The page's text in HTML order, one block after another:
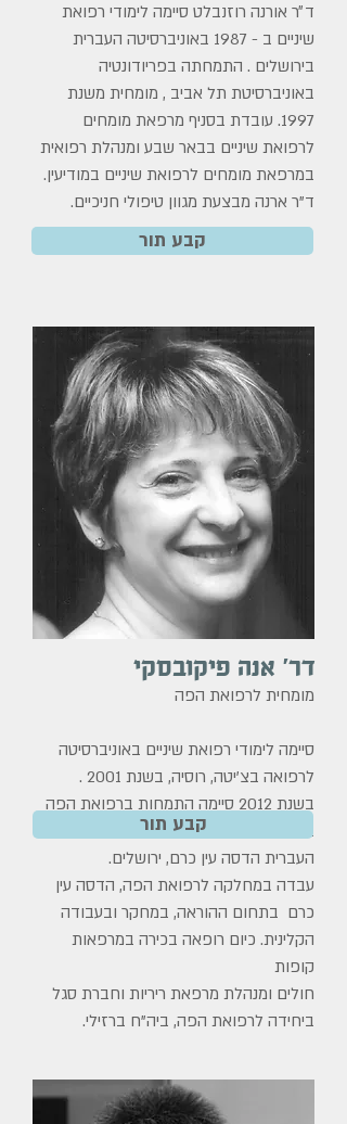
ד״ר אורנה רוזנבלט סיימה לימודי רפואת
שיניים ב - 1987 באוניברסיטה העברית
בירושלים . התמחתה בפריודונטיה
באוניברסיטת תל אביב , מומחית משנת
1997. עובדת בסניף מרפאת מומחים
לרפואת שיניים בבאר שבע ומנהלת רפואית
במרפאת מומחים לרפואת שיניים במודיעין.
ד"ר ארנה מבצעת מגוון טיפולי חניכיים.
קבע תור
דר' אנה פיקובסקי
מומחית לרפואת הפה
סיימה לימודי רפואת שיניים באוניברסיטה
לרפואה בצ'יטה, רוסיה, בשנת 2001 .
בשנת 2012 סיימה התמחות ברפואת הפה
בבית הספר לרפואת שיניים האוניברסיטה
העברית הדסה עין כרם, ירושלים.
עבדה במחלקה לרפואת הפה, הדסה עין
כרם בתחום ההוראה, במחקר ובעבודה
הקלינית. כיום רופאה בכירה במרפאות
קופות
חולים ומנהלת מרפאת ריריות וחברת סגל
ביחידה לרפואת הפה, ביה"ח ברזילי.
קבע תור